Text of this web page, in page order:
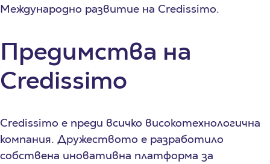
Международно развитие на Credissimo.
Предимства на
Credissimo
Credissimo е преди всичко високотехнологична
компания. Дружеството е разработило
собствена иновативна платформа за